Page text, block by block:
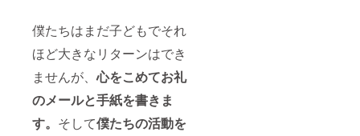
僕たちはまだ子どもでそれ
ほど大きなリターンはでき
ませんが、心をこめてお礼
のメールと手紙を書きま
す。 そして僕たちの活動を